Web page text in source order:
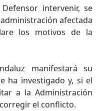
intervenir, se
afectada
los motivos de la
manifestará su
ha investigado y, si el
a la Administración
el conflicto.